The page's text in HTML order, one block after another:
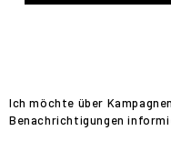
Ich möchte über
Benachrichtigungen